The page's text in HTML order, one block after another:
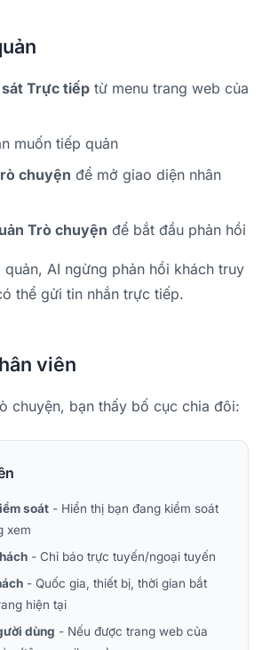
sát Trực tiếp từ menu trang web của
muốn tiếp quản
chuyện để mở giao diện nhân
Trò chuyện để bắt đầu phản hồi
quản, AI ngừng phản hồi khách truy
thể gửi tin nhắn trực tiếp.
viên
chuyện, bạn thấy bố cục chia đôi:
soát - Hiển thị bạn đang kiểm soát
xem
- Chỉ báo trực tuyến/ngoại tuyến
- Quốc gia, thiết bị, thời gian bắt
hiện tại
dùng - Nếu được trang web của